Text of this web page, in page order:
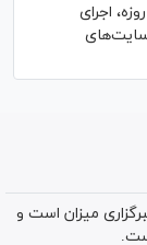
اجرای
سایت‌های
میزان است و